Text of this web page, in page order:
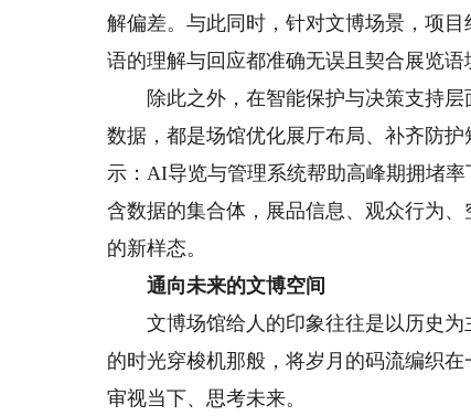
解偏差。与此同时，针对文博场景，项
语的理解与回应都准确无误且契合展览语
除此之外，在智能保护与决策支持层
数据，都是场馆优化展厅布局、补齐防
示：AI导览与管理系统帮助高峰期拥堵
含数据的集合体，展品信息、观众行为
的新样态。
通向未来的文博空间
文博场馆给人的印象往往是以历史为
的时光穿梭机那般，将岁月的码流编织
审视当下、思考未来。